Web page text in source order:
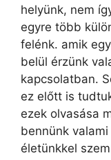
helyünk, nem
egyre több
felénk. amik
belül érzünk
kapcsolatban.
ez előtt is
ezek olvasása
bennünk
életünkkel